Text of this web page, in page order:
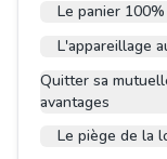
Le panier
L'appareillage
Quitter sa
avantages
Le piège de la